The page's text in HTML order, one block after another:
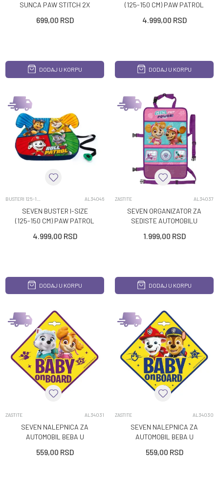
SUNCA PAW STITCH 2X
699,00 RSD
DODAJ U KORPU
(125-150 CM) PAW PATROL
4.999,00 RSD
DODAJ U KORPU
AL34046
SEVEN BUSTER I-SIZE
(125-150 CM) PAW PATROL
4.999,00 RSD
DODAJ U KORPU
ZASTITE AL34037
SEVEN ORGANIZATOR ZA
SEDISTE AUTOMOBILU
1.999,00 RSD
DODAJ U KORPU
ZASTITE AL34031
SEVEN NALEPNICA ZA
AUTOMOBIL BEBA U
559,00 RSD
ZASTITE AL34030
SEVEN NALEPNICA ZA
AUTOMOBIL BEBA U
559,00 RSD